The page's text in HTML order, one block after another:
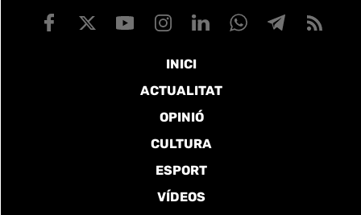
INICI
ACTUALITAT
OPINIÓ
CULTURA
ESPORT
VÍDEOS